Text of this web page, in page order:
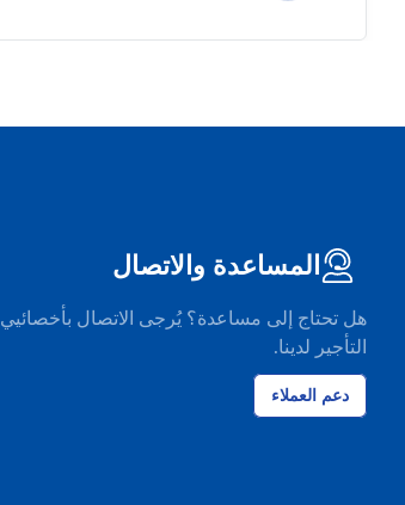
المساعدة والاتصال
هل تحتاج إلى مساعدة؟ يُرجى الاتصال بأخصائيي
التأجير لدينا.
دعم العملاء